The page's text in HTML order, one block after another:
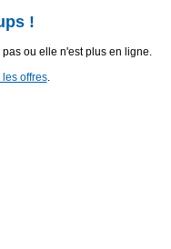
!
ou elle n'est plus en ligne.
les offres.